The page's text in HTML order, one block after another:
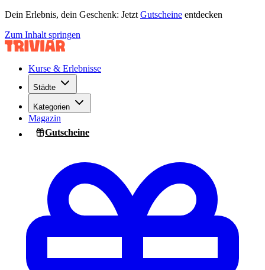
Dein Erlebnis, dein Geschenk: Jetzt Gutscheine entdecken
Zum Inhalt springen
Kurse & Erlebnisse
Städte
Kategorien
Magazin
Gutscheine